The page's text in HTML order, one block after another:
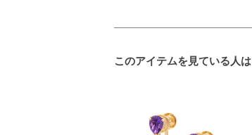
このアイテムを見ている人